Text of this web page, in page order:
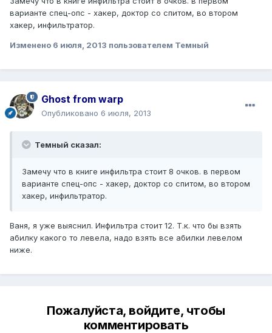
варианте спец-опс - хакер, доктор со спитом, во втором
хакер, инфильтратор.
Изменено 6 июля, 2013 пользователем Темный
Ghost from warp
Опубликовано 6 июля, 2013
Темный сказал:
Замечу что в книге инфильтра стоит 8 очков. в первом
варианте спец-опс - хакер, доктор со спитом, во втором
хакер, инфильтратор.
Ваня, я уже выяснил. Инфильтра стоит 12. Т.к. что бы взять
абилку какого то левела, надо взять все абилки левелом
ниже.
Пожалуйста, войдите, чтобы
комментировать